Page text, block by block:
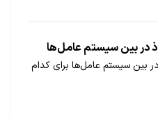
در بین سیستم عامل‌ها
بین سیستم عامل‌ها برای کدام